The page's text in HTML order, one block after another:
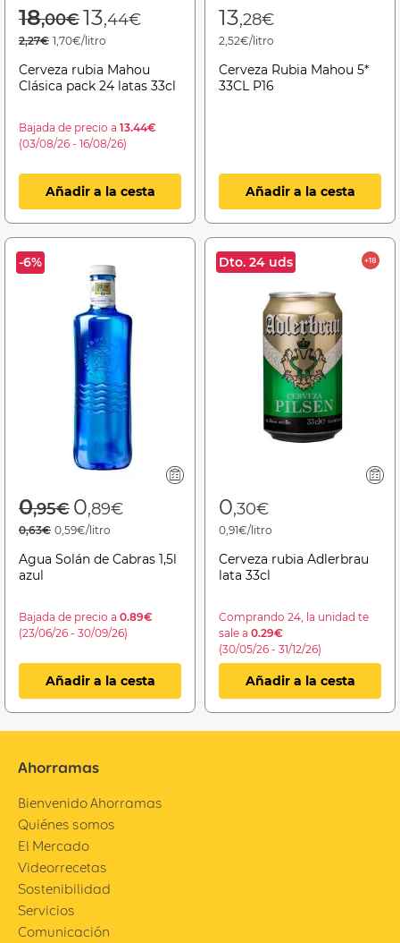
Price reduced from
18,00€to
13,44€
2,27€ 1,70€/litro
Cerveza rubia Mahou
Clásica pack 24 latas 33cl
Bajada de precio a 13.44€
(03/08/26 - 16/08/26)
Añadir a la cesta
13,28€
2,52€/litro
Cerveza Rubia Mahou 5*
33CL P16
Añadir a la cesta
-6%
Price reduced from
0,95€to
0,89€
0,63€ 0,59€/litro
Agua Solán de Cabras 1,5l
azul
Bajada de precio a 0.89€
(23/06/26 - 30/09/26)
Añadir a la cesta
Dto. 24 uds
0,30€
0,91€/litro
Cerveza rubia Adlerbrau
lata 33cl
Comprando 24, la unidad te
sale a 0.29€
(30/05/26 - 31/12/26)
Añadir a la cesta
Ahorramas
Bienvenido Ahorramas
Quiénes somos
El Mercado
Videorrecetas
Sostenibilidad
Servicios
Comunicación